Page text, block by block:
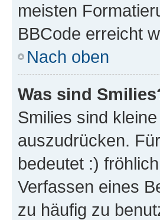
meisten
BBCode erreicht
Nach oben
Was sind
Smilies sind
auszudrücken.
bedeutet :)
Verfassen eines
zu häufig zu